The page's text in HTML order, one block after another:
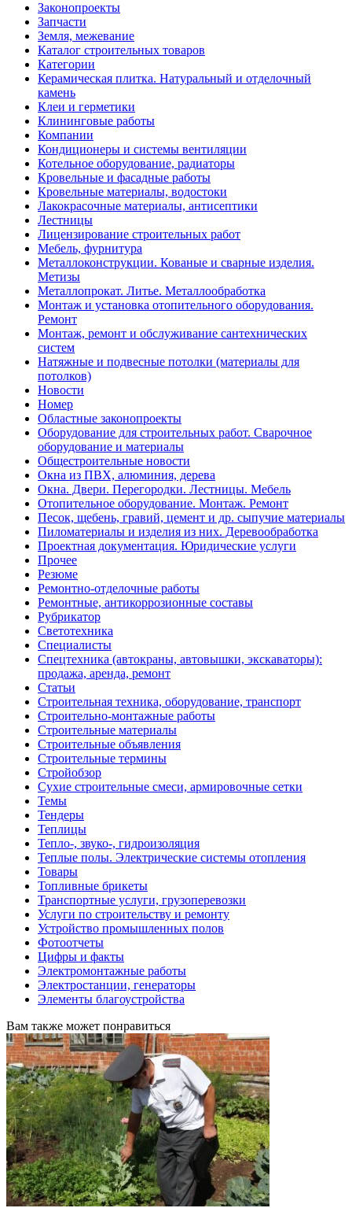
Законопроекты
Запчасти
Земля, межевание
Каталог строительных товаров
Категории
Керамическая плитка. Натуральный и отделочный
камень
Клеи и герметики
Клининговые работы
Компании
Кондиционеры и системы вентиляции
Котельное оборудование, радиаторы
Кровельные и фасадные работы
Кровельные материалы, водостоки
Лакокрасочные материалы, антисептики
Лестницы
Лицензирование строительных работ
Мебель, фурнитура
Металлоконструкции. Кованые и сварные изделия.
Метизы
Металлопрокат. Литье. Металлообработка
Монтаж и установка отопительного оборудования.
Ремонт
Монтаж, ремонт и обслуживание сантехнических
систем
Натяжные и подвесные потолки (материалы для
потолков)
Новости
Номер
Областные законопроекты
Оборудование для строительных работ. Сварочное
оборудование и материалы
Общестроительные новости
Окна из ПВХ, алюминия, дерева
Окна. Двери. Перегородки. Лестницы. Мебель
Отопительное оборудование. Монтаж. Ремонт
Песок, щебень, гравий, цемент и др. сыпучие материалы
Пиломатериалы и изделия из них. Деревообработка
Проектная документация. Юридические услуги
Прочее
Резюме
Ремонтно-отделочные работы
Ремонтные, антикоррозионные составы
Рубрикатор
Светотехника
Специалисты
Спецтехника (автокраны, автовышки, экскаваторы):
продажа, аренда, ремонт
Статьи
Строительная техника, оборудование, транспорт
Строительно-монтажные работы
Строительные материалы
Строительные объявления
Строительные термины
Стройобзор
Сухие строительные смеси, армировочные сетки
Темы
Тендеры
Теплицы
Тепло-, звуко-, гидроизоляция
Теплые полы. Электрические системы отопления
Товары
Топливные брикеты
Транспортные услуги, грузоперевозки
Услуги по строительству и ремонту
Устройство промышленных полов
Фотоотчеты
Цифры и факты
Электромонтажные работы
Электростанции, генераторы
Элементы благоустройства
Вам также может понравиться